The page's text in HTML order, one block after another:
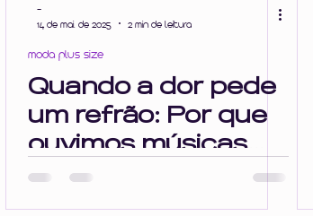
-
14 de mai. de 2025
2 min de leitura
moda plus size
Quando a dor pede
um refrão: Por que
ouvimos músicas
tristes quando